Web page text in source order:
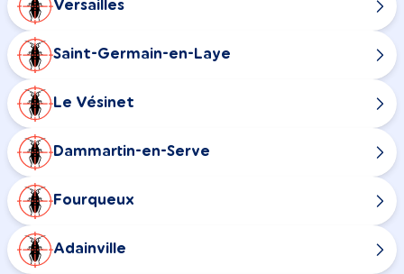
Versailles
Saint-Germain-en-Laye
Le Vésinet
Dammartin-en-Serve
Fourqueux
Adainville